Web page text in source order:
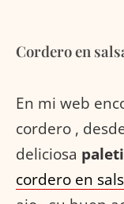
Cordero en
En mi web
cordero ,
deliciosa
cordero en